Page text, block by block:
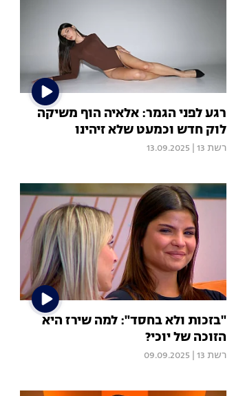
רגע לפני הגמר: אלאיה הוף משיקה
לוק חדש וכמעט שלא זיהינו
רשת 13 13.09.2025
"בזכות ולא בחסד": למה שירז היא
הזוכה של יוכי?
רשת 13 09.09.2025